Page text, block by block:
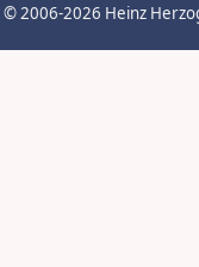
© 2006-2026 Heinz